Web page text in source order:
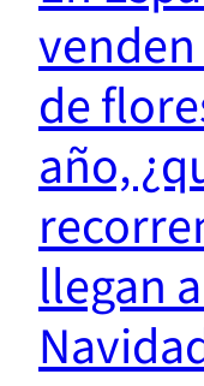
de
año,
llegan